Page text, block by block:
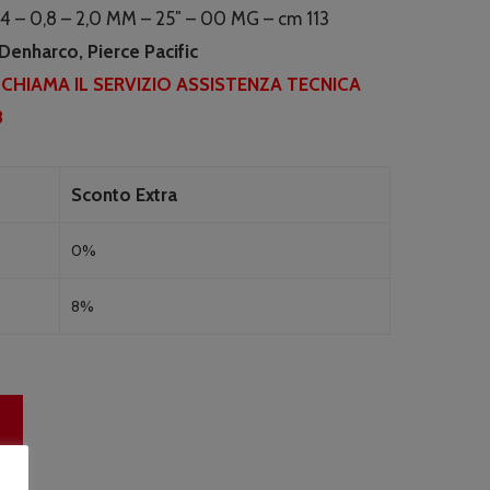
è:
€166.00.
– 0,8 – 2,0 MM – 25″ – 00 MG – cm 113
Denharco, Pierce Pacific
IL SERVIZIO ASSISTENZA TECNICA
Sconto Extra
0%
8%